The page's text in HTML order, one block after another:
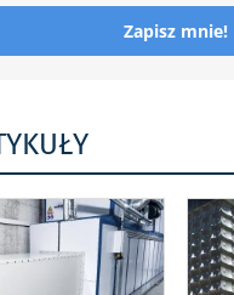
Zapisz mnie!